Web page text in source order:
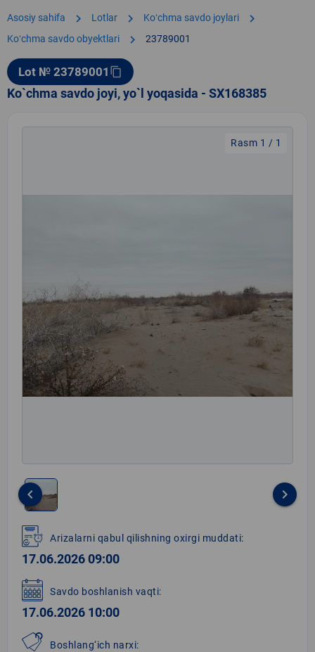
Asosiy sahifa chevron_right Lotlar chevron_right Koʻchma savdo joylari chevron_right
Koʻchma savdo obyektlari chevron_right 23789001
Lot № 23789001 content_copy
Ko`chma savdo joyi, yo`l yoqasida - SX168385
Rasm 1 / 1
1
of
1
keyboard_arrow_left keyboard_arrow_right
Arizalarni qabul qilishning oxirgi muddati:
17.06.2026 09:00
Savdo boshlanish vaqti:
17.06.2026 10:00
Boshlang‘ich narxi: